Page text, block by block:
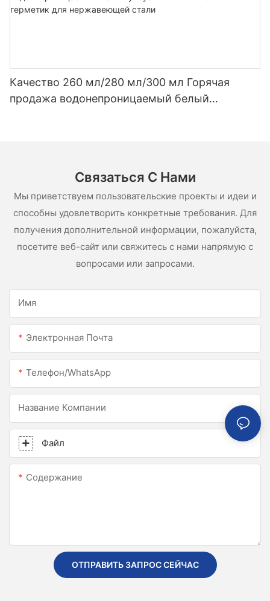
Качество 260 мл/280 мл/300 мл Горячая
продажа водонепроницаемый белый
Связаться С Нами
Мы приветствуем пользовательские проекты и идеи и
способны удовлетворить конкретные требования. Для
получения дополнительной информации, пожалуйста,
посетите веб-сайт или свяжитесь с нами напрямую с
вопросами или запросами.
Имя
Электронная Почта
Телефон/WhatsApp
Название Компании
Файл
Содержание
ОТПРАВИТЬ ЗАПРОС СЕЙЧАС